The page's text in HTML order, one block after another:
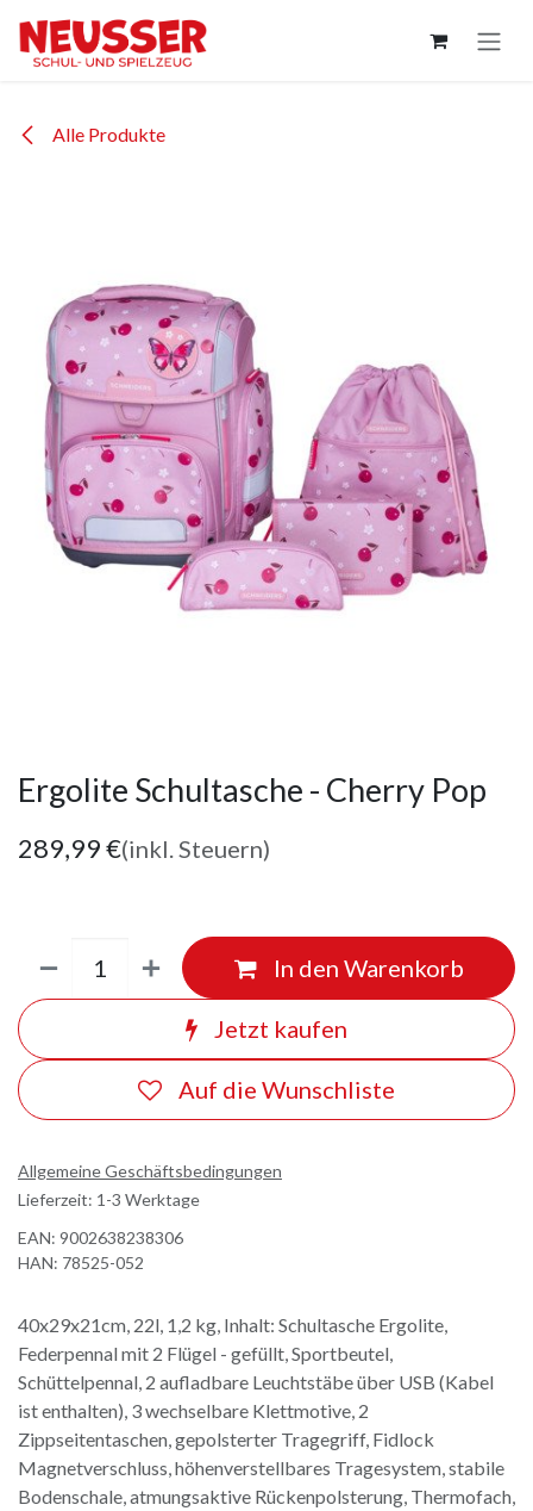
Alle Produkte
Ergolite Schultasche - Cherry Pop
289,99€(inkl. Steuern)
In den Warenkorb
Jetzt kaufen
Auf die Wunschliste
Allgemeine Geschäftsbedingungen
Lieferzeit: 1-3 Werktage
EAN: 9002638238306
HAN: 78525-052
40x29x21cm, 22l, 1,2 kg, Inhalt: Schultasche Ergolite,
Federpennal mit 2 Flügel - gefüllt, Sportbeutel,
Schüttelpennal, 2 aufladbare Leuchtstäbe über USB (Kabel
ist enthalten), 3 wechselbare Klettmotive, 2
Zippseitentaschen, gepolsterter Tragegriff, Fidlock
Magnetverschluss, höhenverstellbares Tragesystem, stabile
Bodenschale, atmungsaktive Rückenpolsterung, Thermofach,